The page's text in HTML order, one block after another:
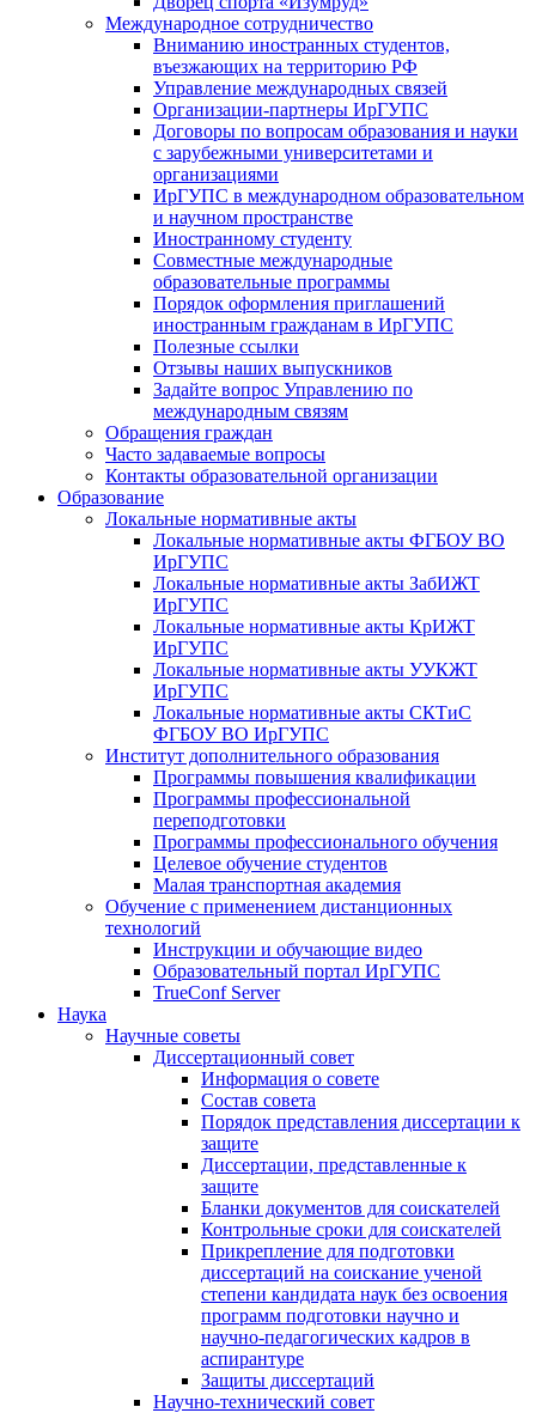
Международное сотрудничество
Вниманию иностранных студентов,
въезжающих на территорию РФ
Управление международных связей
Организации-партнеры ИрГУПС
Договоры по вопросам образования и науки
с зарубежными университетами и
организациями
ИрГУПС в международном образовательном
и научном пространстве
Иностранному студенту
Совместные международные
образовательные программы
Порядок оформления приглашений
иностранным гражданам в ИрГУПС
Полезные ссылки
Отзывы наших выпускников
Задайте вопрос Управлению по
международным связям
Обращения граждан
Часто задаваемые вопросы
Контакты образовательной организации
Образование
Локальные нормативные акты
Локальные нормативные акты ФГБОУ ВО
ИрГУПС
Локальные нормативные акты ЗабИЖТ
ИрГУПС
Локальные нормативные акты КрИЖТ
ИрГУПС
Локальные нормативные акты УУКЖТ
ИрГУПС
Локальные нормативные акты СКТиС
ФГБОУ ВО ИрГУПС
Институт дополнительного образования
Программы повышения квалификации
Программы профессиональной
переподготовки
Программы профессионального обучения
Целевое обучение студентов
Малая транспортная академия
Обучение с применением дистанционных
технологий
Инструкции и обучающие видео
Образовательный портал ИрГУПС
TrueConf Server
Наука
Научные советы
Диссертационный совет
Информация о совете
Состав совета
Порядок представления диссертации к
защите
Диссертации, представленные к
защите
Бланки документов для соискателей
Контрольные сроки для соискателей
Прикрепление для подготовки
диссертаций на соискание ученой
степени кандидата наук без освоения
программ подготовки научно и
научно-педагогических кадров в
аспирантуре
Защиты диссертаций
Научно-технический совет